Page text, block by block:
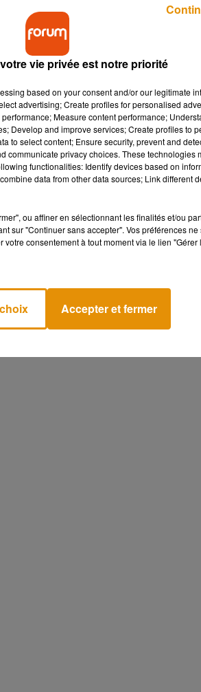
vie privée est notre priorité
based on your consent and/or our legitimate
advertising; Create profiles for personalised
Measure content performance;
Develop and improve services; Create profiles to
to select content; Ensure security, prevent and
communicate privacy choices. These technologies
functionalities: Identify devices based on
data from other data sources; Link different
ou affiner en sélectionnant les finalités et/ou
sur "Continuer sans accepter". Vos préférences
consentement à tout moment via le lien
Accepter et fermer